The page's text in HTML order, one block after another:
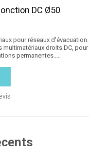
DC Ø50
pour réseaux d'évacuation.
multimatériaux droits DC, pour
permanentes.....